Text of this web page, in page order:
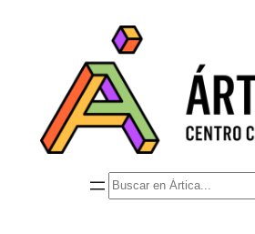
Buscar